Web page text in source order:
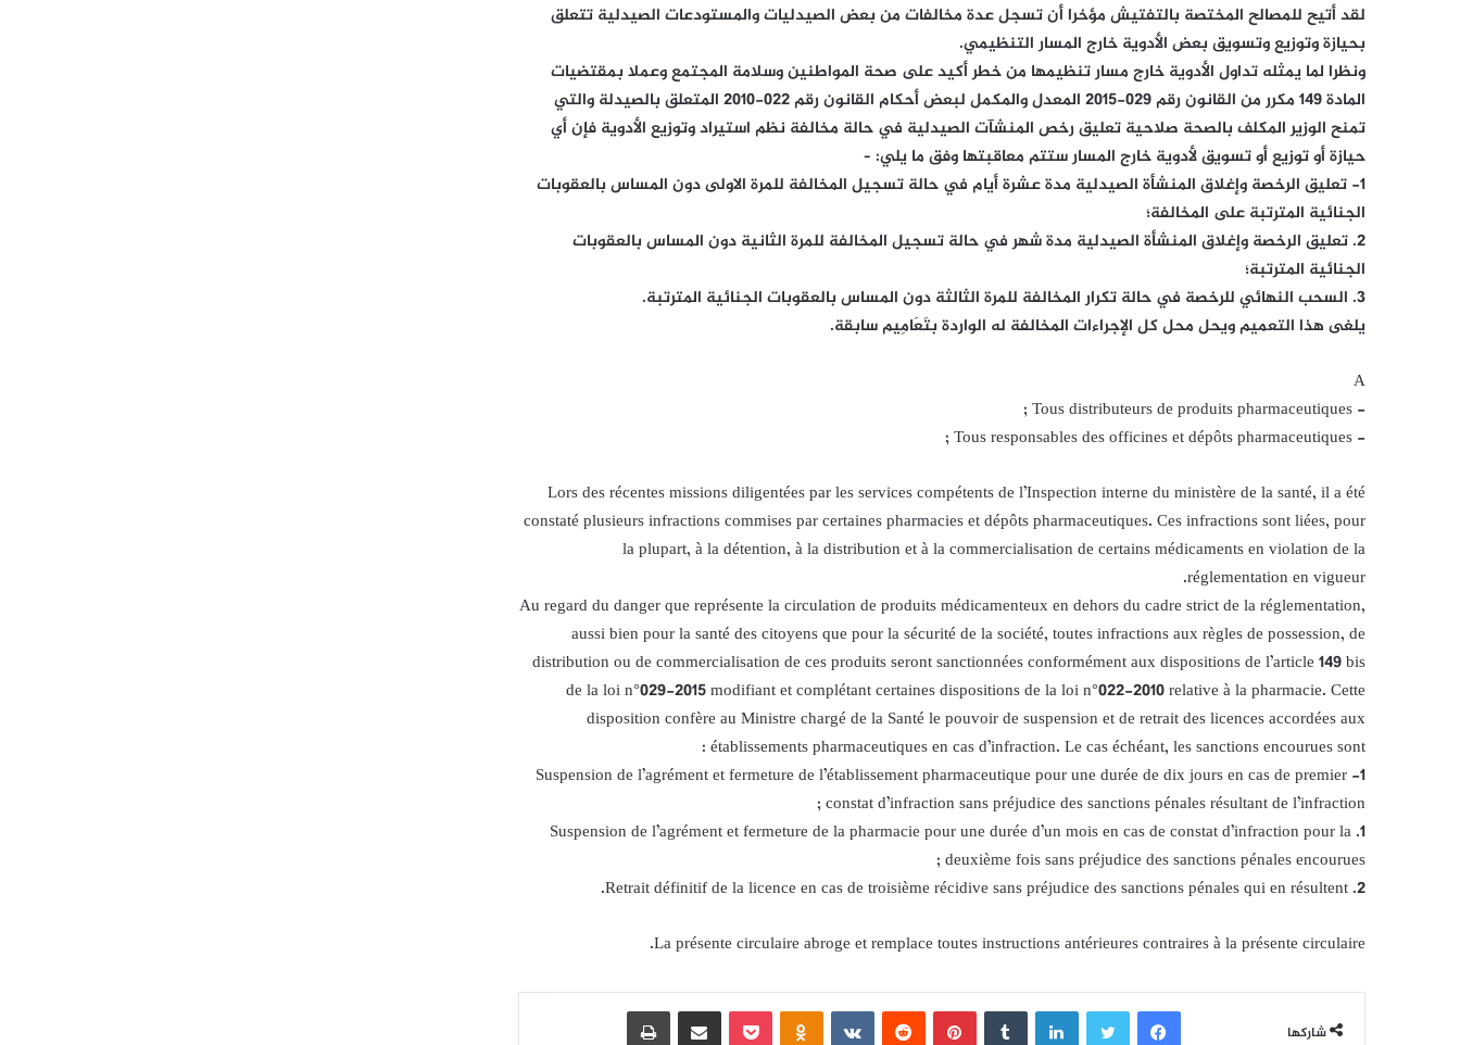
لقد أتيح للمصالح المختصة بالتفتيش مؤخرا أن تسجل عدة مخالفات من بعض الصيدليات والمستودعات الصيدلية تتعلق
بحيازة وتوزيع وتسويق بعض الأدوية خارج المسار التنظيمي.
ونظرا لما يمثله تداول الأدوية خارج مسار تنظيمها من خطر أكيد على صحة المواطنين وسلامة المجتمع وعملا بمقتضيات
المادة 149 مكرر من القانون رقم 029-2015 المعدل والمكمل لبعض أحكام القانون رقم 022-2010 المتعلق بالصيدلة والتي
تمنح الوزير المكلف بالصحة صلاحية تعليق رخص المنشآت الصيدلية في حالة مخالفة نظم استيراد وتوزيع الأدوية فإن أي
حيازة أو توزيع أو تسويق لأدوية خارج المسار ستتم معاقبتها وفق ما يلي: –
١- تعليق الرخصة وإغلاق المنشأة الصيدلية مدة عشرة أيام في حالة تسجيل المخالفة للمرة الاولى دون المساس بالعقوبات
الجنائية المترتبة على المخالفة؛
٢. تعليق الرخصة وإغلاق المنشأة الصيدلية مدة شهر في حالة تسجيل المخالفة للمرة الثانية دون المساس بالعقوبات
الجنائية المترتبة؛
٣. السحب النهائي للرخصة في حالة تكرار المخالفة للمرة الثالثة دون المساس بالعقوبات الجنائية المترتبة.
يلغى هذا التعميم ويحل محل كل الإجراءات المخالفة له الواردة بتَعَامِيم سابقة.
‏- Tous distributeurs de produits pharmaceutiques ;
‏- Tous responsables des officines et dépôts pharmaceutiques ;
‏Lors des récentes missions diligentées par les services compétents de l’Inspection interne du ministère de la santé, il a été
constaté plusieurs infractions commises par certaines pharmacies et dépôts pharmaceutiques. Ces infractions sont liées, pour
la plupart, à la détention, à la distribution et à la commercialisation de certains médicaments en violation de la
réglementation en vigueur.
‏Au regard du danger que représente la circulation de produits médicamenteux en dehors du cadre strict de la réglementation,
aussi bien pour la santé des citoyens que pour la sécurité de la société, toutes infractions aux règles de possession, de
distribution ou de commercialisation de ces produits seront sanctionnées conformément aux dispositions de l’article 149 bis
de la loi n°029-2015 modifiant et complétant certaines dispositions de la loi n°022-2010 relative à la pharmacie. Cette
disposition confère au Ministre chargé de la Santé le pouvoir de suspension et de retrait des licences accordées aux
établissements pharmaceutiques en cas d’infraction. Le cas échéant, les sanctions encourues sont :
‏1- Suspension de l’agrément et fermeture de l’établissement pharmaceutique pour une durée de dix jours en cas de premier
constat d’infraction sans préjudice des sanctions pénales résultant de l’infraction ;
‏1. Suspension de l’agrément et fermeture de la pharmacie pour une durée d’un mois en cas de constat d’infraction pour la
deuxième fois sans préjudice des sanctions pénales encourues ;
شاركها
فيسبوك لينكدإن بينتيريست بوكيت مشاركة عبر البريد